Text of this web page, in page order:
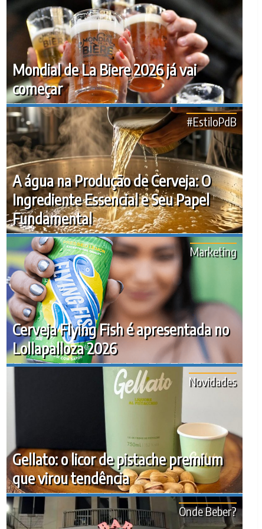
Mondial de La Biere 2026 já vai
começar
A água na Produção de Cerveja: O
Ingrediente Essencial e Seu Papel
Fundamental
#EstiloPdB
Cerveja Flying Fish é apresentada no
Lollapalloza 2026
Marketing
Gellato: o licor de pistache premium
que virou tendência
Novidades
Onde Beber?